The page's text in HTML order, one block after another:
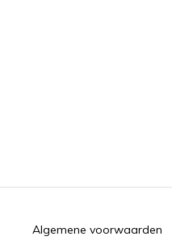
Algemene voorwaarden